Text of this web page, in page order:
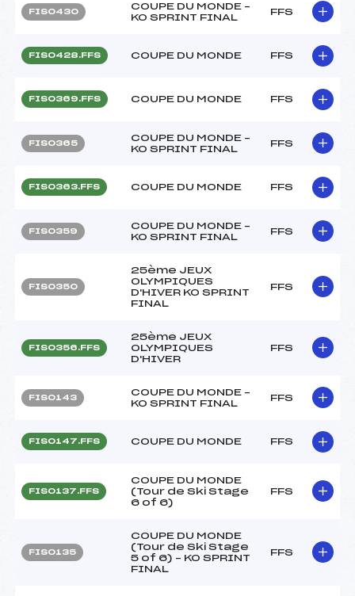
FIS0430
COUPE DU MONDE –
KO SPRINT FINAL
FFS
FIS0428.FFS COUPE DU MONDE FFS
FIS0369.FFS COUPE DU MONDE FFS
FIS0365
COUPE DU MONDE –
KO SPRINT FINAL
FFS
FIS0363.FFS COUPE DU MONDE FFS
FIS0359
COUPE DU MONDE –
KO SPRINT FINAL
FFS
FIS0350
25ème JEUX
OLYMPIQUES
D'HIVER KO SPRINT
FINAL
FFS
FIS0356.FFS
25ème JEUX
OLYMPIQUES
D'HIVER
FFS
FIS0143
COUPE DU MONDE –
KO SPRINT FINAL
FFS
FIS0147.FFS COUPE DU MONDE FFS
FIS0137.FFS
COUPE DU MONDE
(Tour de Ski Stage
6 of 6)
FFS
FIS0135
COUPE DU MONDE
(Tour de Ski Stage
5 of 6) – KO SPRINT
FINAL
FFS